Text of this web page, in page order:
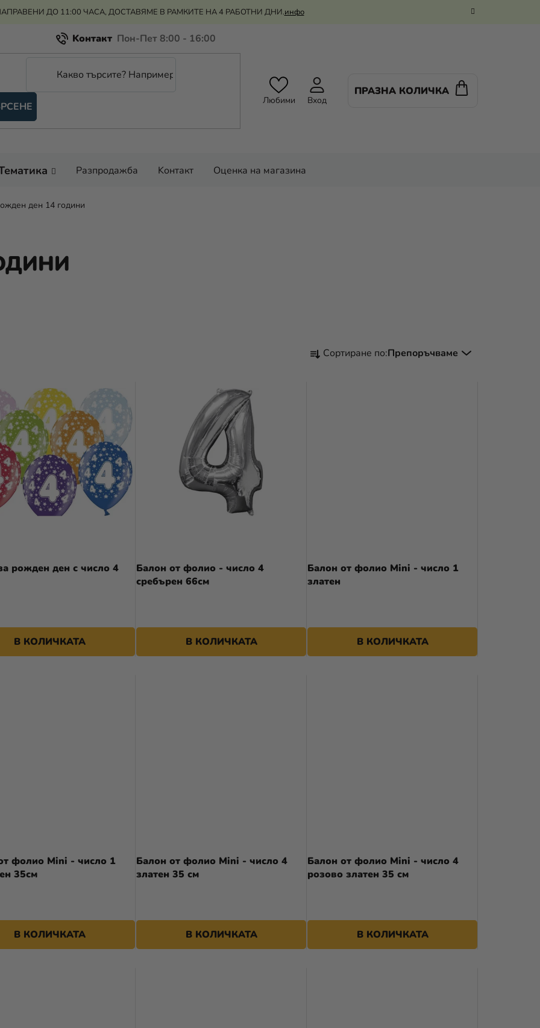
ДО 11:00 ЧАСА, ДОСТАВЯМЕ В РАМКИТЕ НА 4 РАБОТНИ ДНИ.инфо
Kонтакт
Рекламация и връщане на парите
Любими Вход
ПРАЗНА КОЛИЧКА
Разпродажба Kонтакт Оценка на магазина
ден 14 години
С
А
П
О
У
Сортиране по:Препоръчваме
рожден ден с число 4
В КОЛИЧКАТА
Балон от фолио - число 4
сребърен 66см
В КОЛИЧКАТА
Балон от фолио Mini - число 1
златен
В КОЛИЧКАТА
фолио Mini - число 1
35см
В КОЛИЧКАТА
Балон от фолио Mini - число 4
златен 35 см
В КОЛИЧКАТА
Балон от фолио Mini - число 4
розово златен 35 см
В КОЛИЧКАТА